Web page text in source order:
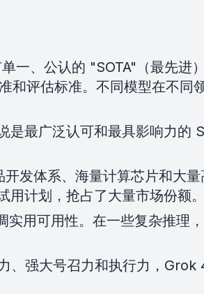
一、公认的 "SOTA"（最先进
和评估标准。不同模型在不
最广泛认可和最具影响力的
发体系、海量计算芯片和大
计划，抢占了大量市场份额。
用可用性。在一些复杂推理
、强大号召力和执行力，